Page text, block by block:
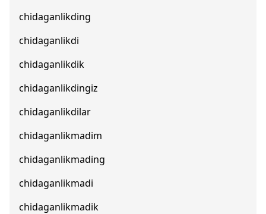
chidaganlikding
chidaganlikdi
chidaganlikdik
chidaganlikdingiz
chidaganlikdilar
chidaganlikmadim
chidaganlikmading
chidaganlikmadi
chidaganlikmadik